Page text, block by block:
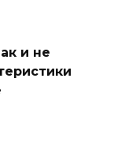
и не